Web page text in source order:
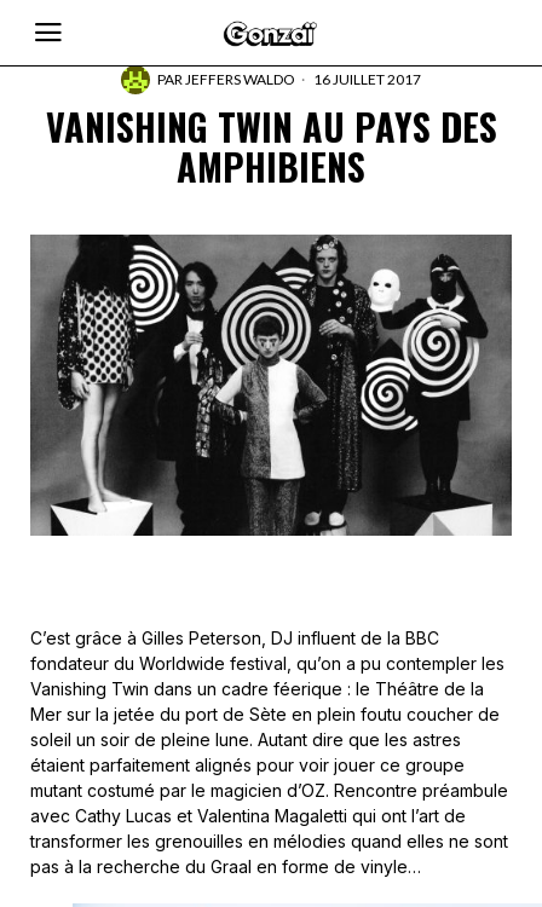
PARJEFFERS WALDO 16 JUILLET 2017
VANISHING TWIN AU PAYS DES
AMPHIBIENS
C’est grâce à Gilles Peterson, DJ influent de la BBC
fondateur du Worldwide festival, qu’on a pu contempler les
Vanishing Twin dans un cadre féerique : le Théâtre de la
Mer sur la jetée du port de Sète en plein foutu coucher de
soleil un soir de pleine lune. Autant dire que les astres
étaient parfaitement alignés pour voir jouer ce groupe
mutant costumé par le magicien d’OZ. Rencontre préambule
avec Cathy Lucas et Valentina Magaletti qui ont l’art de
transformer les grenouilles en mélodies quand elles ne sont
pas à la recherche du Graal en forme de vinyle…